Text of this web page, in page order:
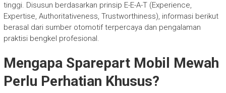
tinggi. Disusun berdasarkan prinsip E-E-A-T (Experience,
Expertise, Authoritativeness, Trustworthiness), informasi berikut
berasal dari sumber otomotif terpercaya dan pengalaman
praktisi bengkel profesional.
Mengapa Sparepart Mobil Mewah
Perlu Perhatian Khusus?